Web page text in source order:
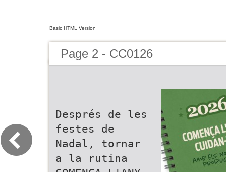
Basic HTML Version
Page 2 - CC0126
Després de les
festes de
Nadal, tornar
a la rutina